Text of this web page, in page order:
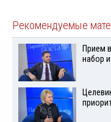
Рекомендуемые
Прием
набор